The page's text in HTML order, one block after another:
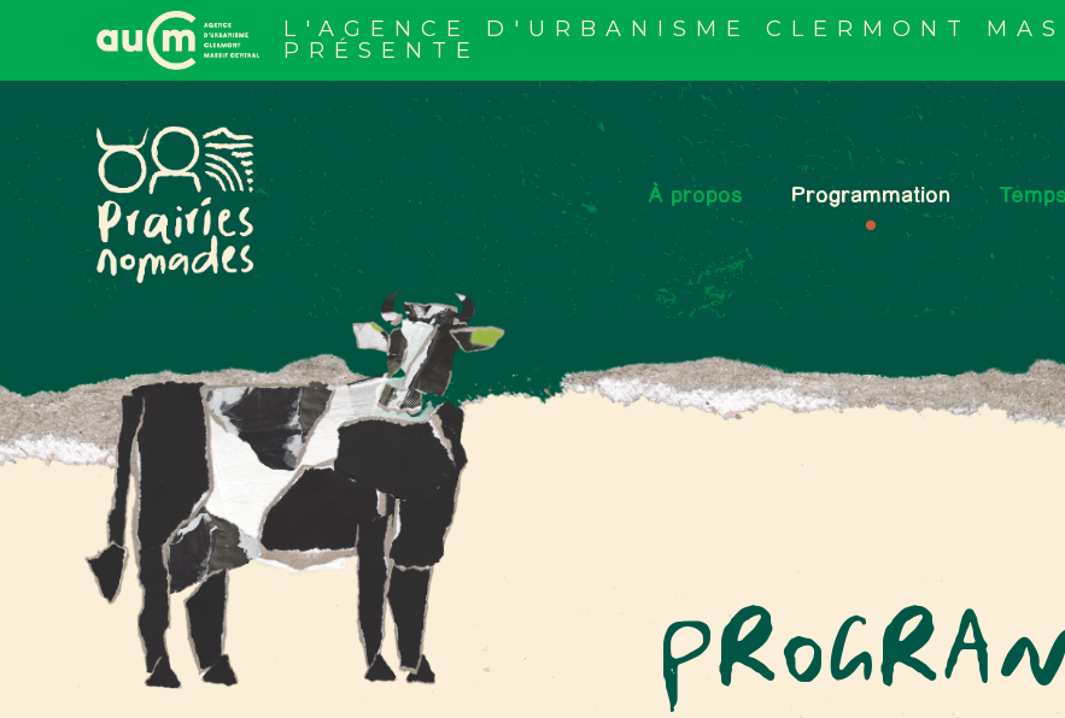
L'AGENCE D'URBANISME CLERMONT
PRÉSENTE
À propos Programmation